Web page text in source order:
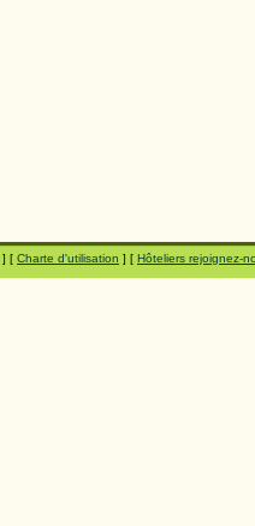
] [ Charte d'utilisation ] [ Hôteliers rejoignez-